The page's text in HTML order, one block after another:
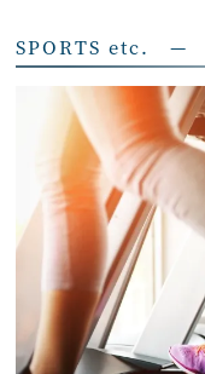
SPORTS etc. —